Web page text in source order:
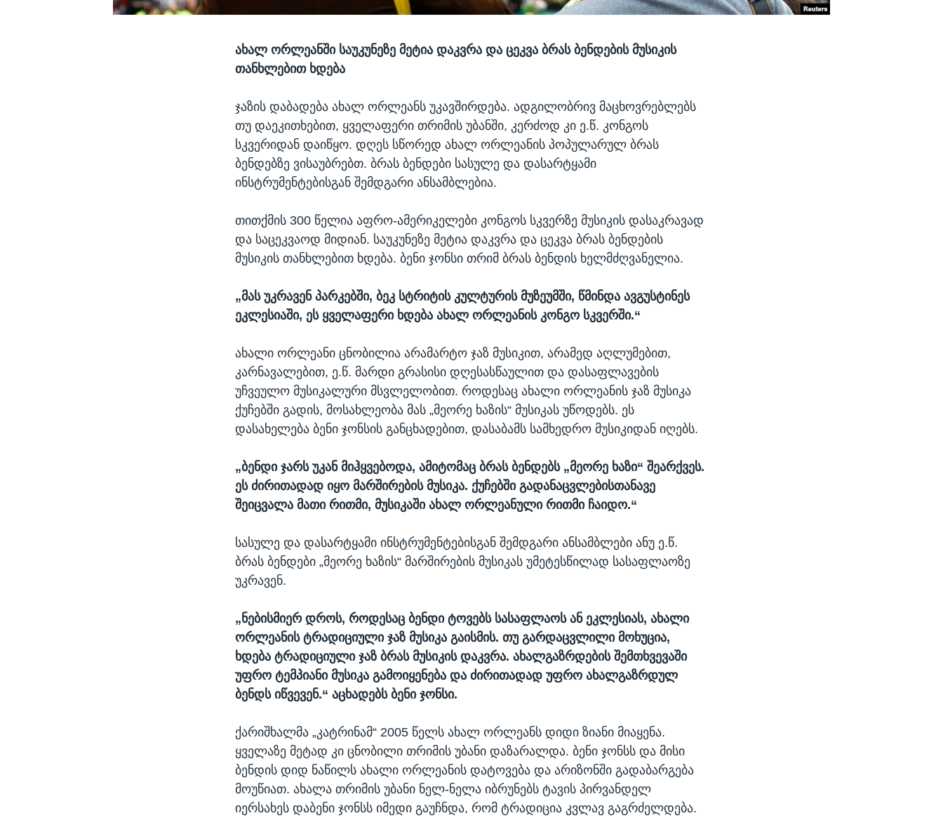
ახალ ორლეანში საუკუნეზე მეტია დაკვრა და ცეკვა ბრას ბენდების მუსიკის
თანხლებით ხდება
ჯაზის დაბადება ახალ ორლეანს უკავშირდება. ადგილობრივ მაცხოვრებლებს
თუ დაეკითხებით, ყველაფერი თრიმის უბანში, კერძოდ კი ე.წ. კონგოს
სკვერიდან დაიწყო. დღეს სწორედ ახალ ორლეანის პოპულარულ ბრას
ბენდებზე ვისაუბრებთ. ბრას ბენდები სასულე და დასარტყამი
ინსტრუმენტებისგან შემდგარი ანსამბლებია.
თითქმის 300 წელია აფრო-ამერიკელები კონგოს სკვერზე მუსიკის დასაკრავად
და საცეკვაოდ მიდიან. საუკუნეზე მეტია დაკვრა და ცეკვა ბრას ბენდების
მუსიკის თანხლებით ხდება. ბენი ჯონსი თრიმ ბრას ბენდის ხელმძღვანელია.
„მას უკრავენ პარკებში, ბეკ სტრიტის კულტურის მუზეუმში, წმინდა ავგუსტინეს
ეკლესიაში, ეს ყველაფერი ხდება ახალ ორლეანის კონგო სკვერში.“
ახალი ორლეანი ცნობილია არამარტო ჯაზ მუსიკით, არამედ აღლუმებით,
კარნავალებით, ე.წ. მარდი გრასისი დღესასწაულით და დასაფლავების
უჩვეულო მუსიკალური მსვლელობით. როდესაც ახალი ორლეანის ჯაზ მუსიკა
ქუჩებში გადის, მოსახლეობა მას „მეორე ხაზის“ მუსიკას უწოდებს. ეს
დასახელება ბენი ჯონსის განცხადებით, დასაბამს სამხედრო მუსიკიდან იღებს.
„ბენდი ჯარს უკან მიჰყვებოდა, ამიტომაც ბრას ბენდებს „მეორე ხაზი“ შეარქვეს.
ეს ძირითადად იყო მარშირების მუსიკა. ქუჩებში გადანაცვლებისთანავე
შეიცვალა მათი რითმი, მუსიკაში ახალ ორლეანული რითმი ჩაიდო.“
სასულე და დასარტყამი ინსტრუმენტებისგან შემდგარი ანსამბლები ანუ ე.წ.
ბრას ბენდები „მეორე ხაზის“ მარშირების მუსიკას უმეტესწილად სასაფლაოზე
უკრავენ.
„ნებისმიერ დროს, როდესაც ბენდი ტოვებს სასაფლაოს ან ეკლესიას, ახალი
ორლეანის ტრადიციული ჯაზ მუსიკა გაისმის. თუ გარდაცვლილი მოხუცია,
ხდება ტრადიციული ჯაზ ბრას მუსიკის დაკვრა. ახალგაზრდების შემთხვევაში
უფრო ტემპიანი მუსიკა გამოიყენება და ძირითადად უფრო ახალგაზრდულ
ბენდს იწვევენ.“ აცხადებს ბენი ჯონსი.
ქარიშხალმა „კატრინამ“ 2005 წელს ახალ ორლეანს დიდი ზიანი მიაყენა.
ყველაზე მეტად კი ცნობილი თრიმის უბანი დაზარალდა. ბენი ჯონსს და მისი
ბენდის დიდ ნაწილს ახალი ორლეანის დატოვება და არიზონში გადაბარგება
მოუწიათ. ახალა თრიმის უბანი ნელ-ნელა იბრუნებს ტავის პირვანდელ
იერსახეს დაბენი ჯონსს იმედი გაუჩნდა, რომ ტრადიცია კვლავ გაგრძელდება.